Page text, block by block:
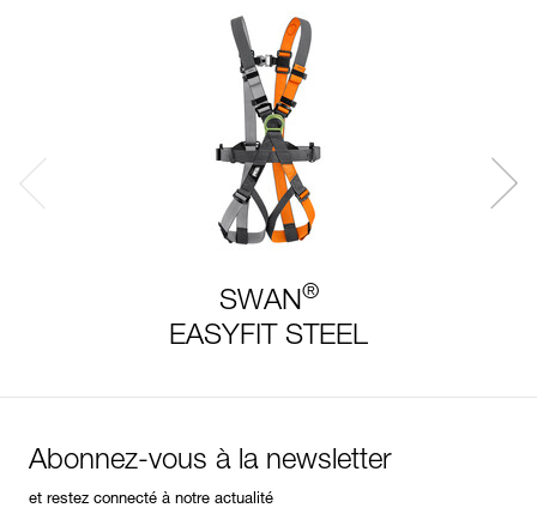
SWAN®
EASYFIT STEEL
Abonnez-vous à la newsletter
et restez connecté à notre actualité